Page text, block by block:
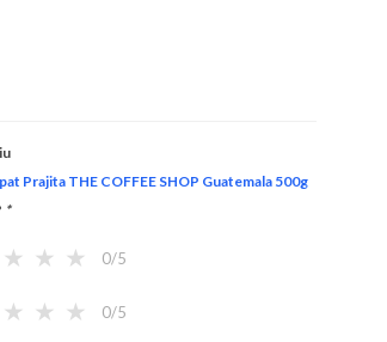
Prajita THE COFFEE SHOP Guatemala 500g
*
★ ★ ★ 0/5
★ ★ ★ 0/5